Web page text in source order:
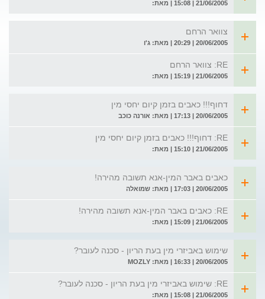
21/06/2005 | 15:08 | מאת:
צוואר הרחם
20/06/2005 | 20:29 | מאת: ג'ו
RE: צוואר הרחם
21/06/2005 | 15:19 | מאת:
דחוף!!! כאבים בזמן קיום יחסי מין
20/06/2005 | 17:13 | מאת: אורנה כוכב
RE: דחוף!!! כאבים בזמן קיום יחסי מין
21/06/2005 | 15:10 | מאת:
כאבים באבר המין-אנא תשובה מהירה!
20/06/2005 | 17:03 | מאת: שמואלה
RE: כאבים באבר המין-אנא תשובה מהירה!
21/06/2005 | 15:09 | מאת:
שימוש באביזרי מין בעת הריון - סכנה לעובר?
20/06/2005 | 16:33 | מאת: MOZLY
RE: שימוש באביזרי מין בעת הריון - סכנה לעובר?
21/06/2005 | 15:08 | מאת: